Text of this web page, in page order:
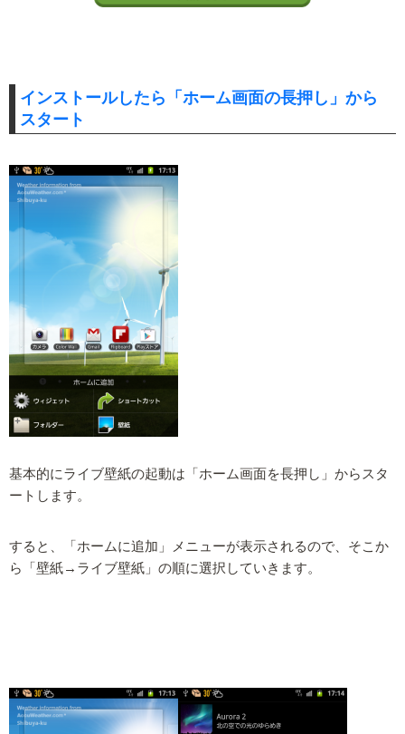
インストールしたら「ホーム画面の長押し」から
スタート
基本的にライブ壁紙の起動は「ホーム画面を長押し」からスタ
ートします。
すると、「ホームに追加」メニューが表示されるので、そこか
ら「壁紙→ライブ壁紙」の順に選択していきます。